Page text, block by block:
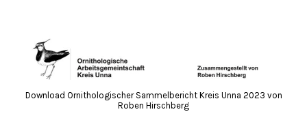
Download Ornithologischer Sammelbericht Kreis Unna 2023 von
Roben Hirschberg